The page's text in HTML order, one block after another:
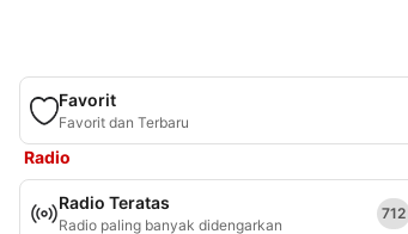
Favorit
Favorit dan Terbaru
Radio
Radio Teratas
Radio paling banyak didengarkan
712